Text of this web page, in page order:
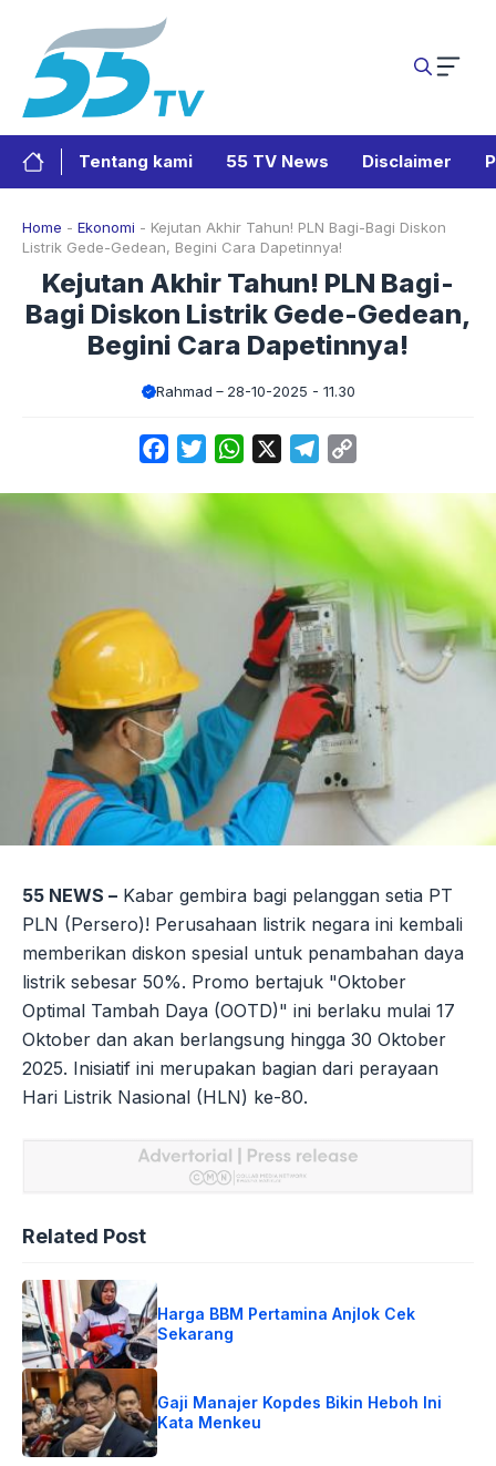
Tentang kami 55 TV News Disclaimer
Home - Ekonomi - Kejutan Akhir Tahun! PLN Bagi-Bagi Diskon
Listrik Gede-Gedean, Begini Cara Dapetinnya!
Kejutan Akhir Tahun! PLN Bagi-
Bagi Diskon Listrik Gede-Gedean,
Begini Cara Dapetinnya!
Rahmad 28-10-2025 - 11.30
FacebookTwitterWhatsApp Telegram
55 NEWS – Kabar gembira bagi pelanggan setia PT
PLN (Persero)! Perusahaan listrik negara ini kembali
memberikan diskon spesial untuk penambahan daya
listrik sebesar 50%. Promo bertajuk "Oktober
Optimal Tambah Daya (OOTD)" ini berlaku mulai 17
Oktober dan akan berlangsung hingga 30 Oktober
2025. Inisiatif ini merupakan bagian dari perayaan
Hari Listrik Nasional (HLN) ke-80.
Related Post
Harga BBM Pertamina Anjlok Cek
Sekarang
Gaji Manajer Kopdes Bikin Heboh Ini
Kata Menkeu